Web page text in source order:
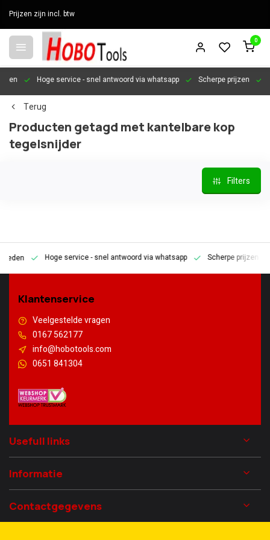
Prijzen zijn incl. btw
0
Hoge service- snel antwoord via whatsapp Scherpe prijzen
Terug
Producten getagd met kantelbare kop
tegelsnijder
Filters
Hoge service- snel antwoord via whatsapp Scherpe prijzen
Klantenservice
Veelgestelde vragen
0167 562177
info@hobotools.com
0651 841304
Usefull links
Informatie
Contactgegevens